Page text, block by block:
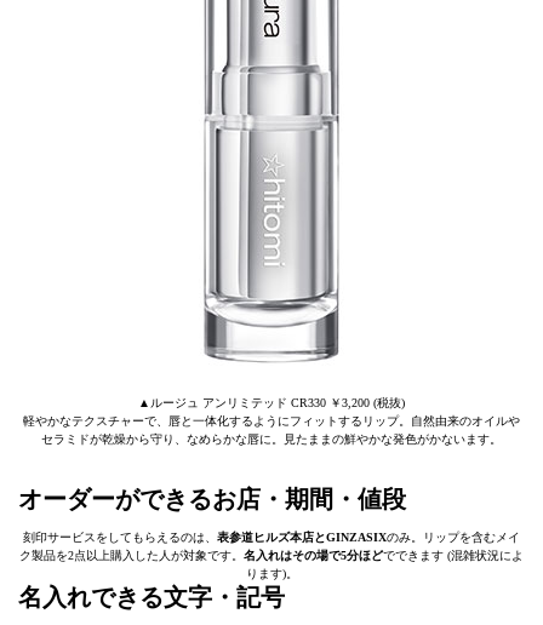
▲ルージュ アンリミテッド CR330 ￥3,200 (税抜)
軽やかなテクスチャーで、唇と一体化するようにフィットするリップ。自然由来のオイルや
セラミドが乾燥から守り、なめらかな唇に。見たままの鮮やかな発色がかないます。
オーダーができるお店・期間・値段
刻印サービスをしてもらえるのは、 表参道ヒルズ本店とGINZASIXのみ。リップを含むメイ
ク製品を2点以上購入した人が対象です。 名入れはその場で5分ほどでできます (混雑状況によ
ります)。
名入れできる文字・記号